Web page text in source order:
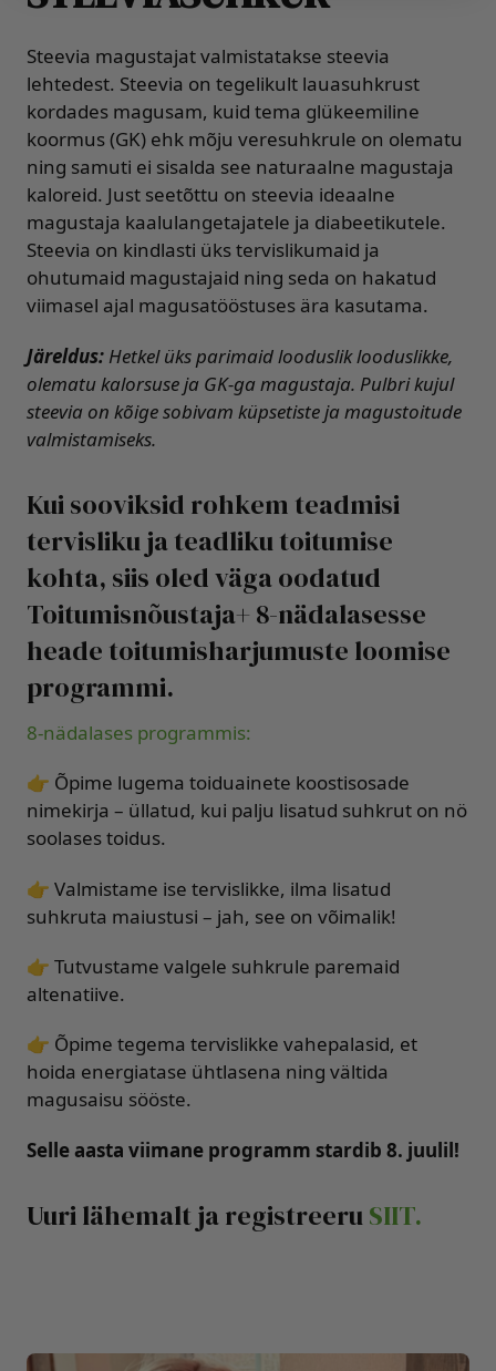
Steevia magustajat valmistatakse steevia
lehtedest. Steevia on tegelikult lauasuhkrust
kordades magusam, kuid tema glükeemiline
koormus (GK) ehk mõju veresuhkrule on olematu
ning samuti ei sisalda see naturaalne magustaja
kaloreid. Just seetõttu on steevia ideaalne
magustaja kaalulangetajatele ja diabeetikutele.
Steevia on kindlasti üks tervislikumaid ja
ohutumaid magustajaid ning seda on hakatud
viimasel ajal magusatööstuses ära kasutama.
Järeldus: Hetkel üks parimaid looduslik looduslikke,
olematu kalorsuse ja GK-ga magustaja. Pulbri kujul
steevia on kõige sobivam küpsetiste ja magustoitude
valmistamiseks.
Kui sooviksid rohkem teadmisi
tervisliku ja teadliku toitumise
kohta, siis oled väga oodatud
Toitumisnõustaja+ 8-nädalasesse
heade toitumisharjumuste loomise
programmi.
8-nädalases programmis:
👉 Õpime lugema toiduainete koostisosade
nimekirja – üllatud, kui palju lisatud suhkrut on nö
soolases toidus.
👉 Valmistame ise tervislikke, ilma lisatud
suhkruta maiustusi – jah, see on võimalik!
👉 Tutvustame valgele suhkrule paremaid
altenatiive.
👉 Õpime tegema tervislikke vahepalasid, et
hoida energiatase ühtlasena ning vältida
magusaisu sööste.
Selle aasta viimane programm stardib 8. juulil!
Uuri lähemalt ja registreeruSIIT.